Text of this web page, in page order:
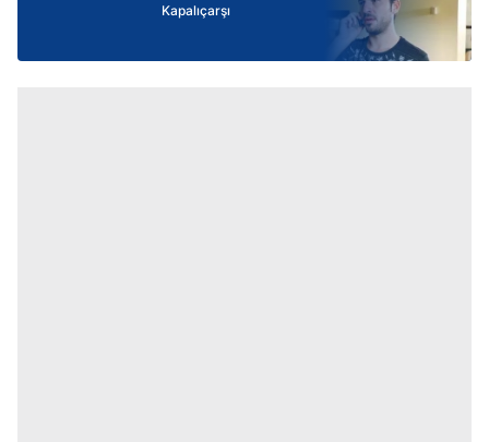
Kapalıçarşı